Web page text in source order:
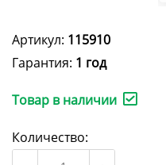
Артикул: 115910
Гарантия: 1 год
Товар в наличии
Количество: